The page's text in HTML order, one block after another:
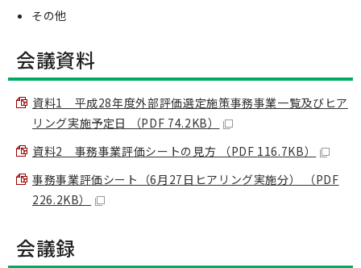
その他
会議資料
資料1 平成28年度外部評価選定施策事務事業一覧及びヒア
リング実施予定日 （PDF 74.2KB）
資料2 事務事業評価シートの見方 （PDF 116.7KB）
事務事業評価シート（6月27日ヒアリング実施分） （PDF
226.2KB）
会議録